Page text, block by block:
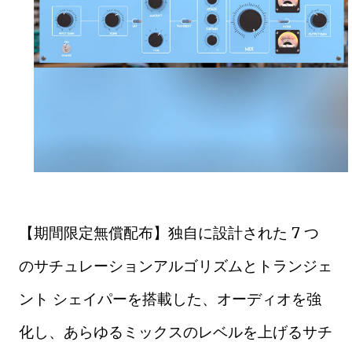
【期間限定無償配布】独自に設計された 7 つ
のサチュレーションアルゴリズムとトランジェ
ント シェイパーを搭載した、オーディオを強
化し、あらゆるミックスのレベルを上げるサチ